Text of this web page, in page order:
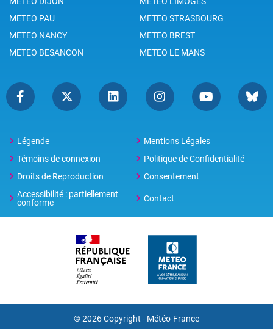
METEO PAU
METEO STRASBOURG
METEO NANCY
METEO BREST
METEO BESANCON
METEO LE MANS
Légende
Mentions Légales
Témoins de connexion
Politique de Confidentialité
Droits de Reproduction
Consentement
Accessibilité : partiellement
conforme
Contact
© 2026 Copyright - Météo-France